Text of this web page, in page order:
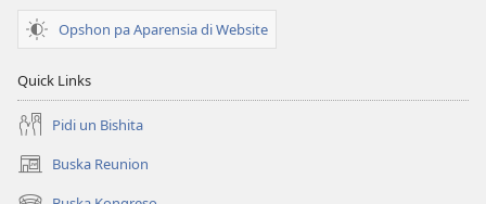
Opshon pa Aparensia di Website
Quick Links
Pidi un Bishita
Buska Reunion
(opens
new